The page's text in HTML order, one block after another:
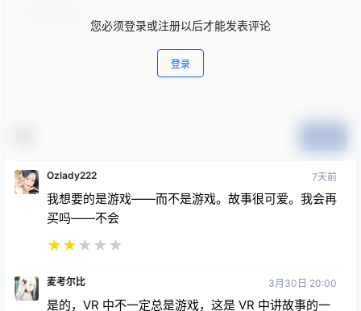
您必须登录或注册以后才能发表评论
登录
Ozlady222 7天前
我想要的是游戏——而不是游戏。故事很可爱。我会再
买吗——不会
★★★ ★ ★
麦考尔比 3月30日 20:00
是的，VR 中不一定总是游戏，这是 VR 中讲故事的一